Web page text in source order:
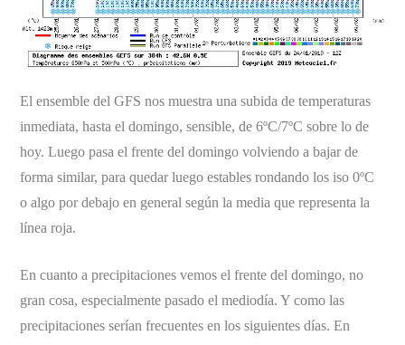
El ensemble del GFS nos muestra una subida de temperaturas
inmediata, hasta el domingo, sensible, de 6ºC/7ºC sobre lo de
hoy. Luego pasa el frente del domingo volviendo a bajar de
forma similar, para quedar luego estables rondando los iso 0ºC
o algo por debajo en general según la media que representa la
línea roja.
En cuanto a precipitaciones vemos el frente del domingo, no
gran cosa, especialmente pasado el mediodía. Y como las
precipitaciones serían frecuentes en los siguientes días. En